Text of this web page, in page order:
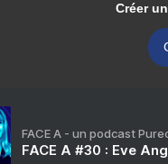
Créer
FACE A - un podcast
FACE A #30 : Eve